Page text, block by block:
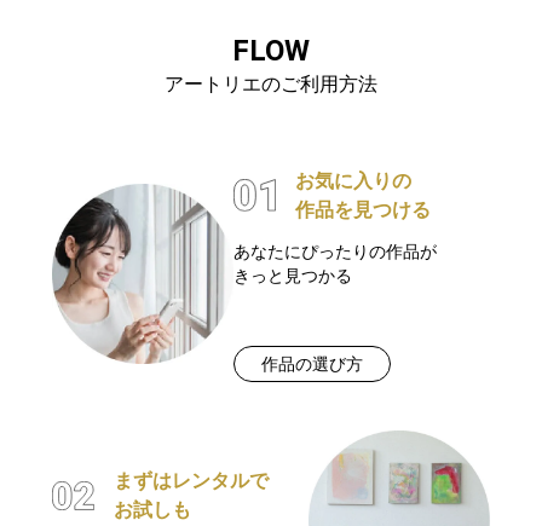
FLOW
アートリエのご利用方法
お気に入りの
作品を見つける
あなたにぴったりの作品が
きっと見つかる
作品の選び方
まずはレンタルで
お試しも